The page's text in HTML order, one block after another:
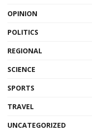
OPINION
POLITICS
REGIONAL
SCIENCE
SPORTS
TRAVEL
UNCATEGORIZED